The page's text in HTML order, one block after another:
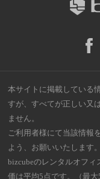
本サイトに掲載している
すが、すべてが正しい又
ません。
ご利用者様にて当該情報
よう、お願いいたします。
bizcubeのレンタルオフ
価は平均5点です。（最